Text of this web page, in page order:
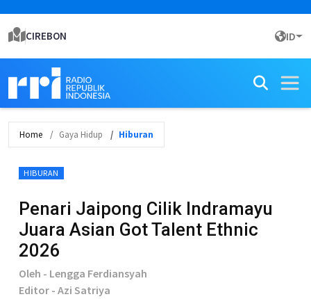
CIREBON ID
Home Gaya Hidup Hiburan
HIBURAN
Penari Jaipong Cilik Indramayu
Juara Asian Got Talent Ethnic
2026
Oleh - Lengga Ferdiansyah
Editor - Azi Satriya